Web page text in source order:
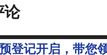
论
登记开启，带您